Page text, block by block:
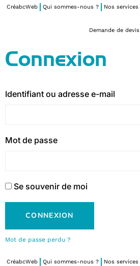
CréabcWeb Qui sommes-nous ? Nos services
Demande de devis
Connexion
Identifiant ou adresse e-mail
Mot de passe
Se souvenir de moi
CONNEXION
Mot de passe perdu ?
CréabcWeb Qui sommes-nous ? Nos services